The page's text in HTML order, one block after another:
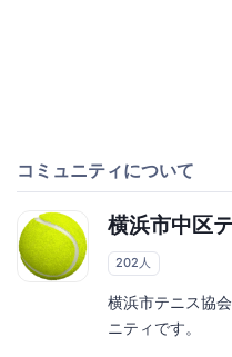
コミュニティについて
横浜市中区
202人
横浜市テニス協
ニティです。